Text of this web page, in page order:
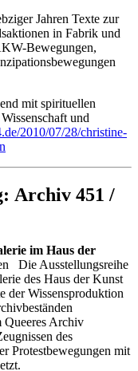
Jahren Texte zur
in Fabrik und
Bewegungen,
mit spirituellen
und
2010/07/28/christine-
Archiv 451 /
im Haus der
Die Ausstellungsreihe
des Haus der Kunst
der Wissensproduktion
Queeres Archiv
des
Protestbewegungen mit